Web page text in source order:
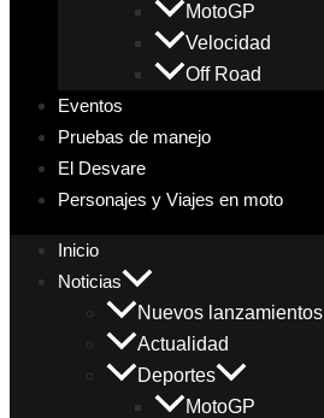
MotoGP
Velocidad
Off Road
Eventos
Pruebas de manejo
El Desvare
Personajes y Viajes en moto
Inicio
Noticias
Nuevos lanzamientos
Actualidad
Deportes
MotoGP